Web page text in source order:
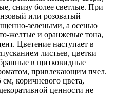
снизу более светлые. При
или розоватый
зелеными, а осенью
желтые и оранжевые тона,
Цветение наступает в
листьев, цветки
в щитковидные
привлекающим пчел.
коричневого цвета,
ценности не